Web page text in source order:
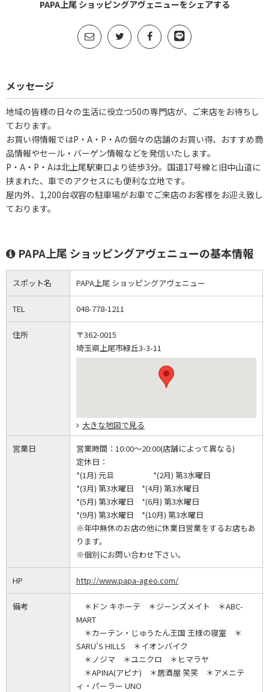
PAPA上尾 ショッピングアヴェニューをシェアする
メッセージ
地域の皆様の日々の生活に役立つ50の専門店が、ご来店をお待ちし
ております。
お買い得情報ではP・A・P・Aの個々の店舗のお買い得、おすすめ商
品情報やセール・バーゲン情報などを発信いたします。
P・A・P・Aは北上尾駅東口より徒歩3分。国道17号線と旧中山道に
挟まれた、車でのアクセスにも便利な立地です。
屋内外、1,200台収容の駐車場がお車でご来店のお客様をお迎え致し
ております。
PAPA上尾 ショッピングアヴェニューの基本情報
スポット名 PAPA上尾 ショッピングアヴェニュー
TEL 048-778-1211
住所
〒362-0015
埼玉県上尾市緑丘3-3-11
大きな地図で見る
営業日 営業時間： 10:00～20:00(店舗によって異なる)
定休日：
*(1月) 元旦 *(2月) 第3水曜日
*(3月) 第3水曜日 *(4月) 第3水曜日
*(5月) 第3水曜日 *(6月) 第3水曜日
*(9月) 第3水曜日 *(10月) 第3水曜日
※年中無休のお店の他に休業日営業をするお店もあ
ります。
※個別にお問い合わせ下さい。
HP http://www.papa-ageo.com/
備考
＊ドン キホーテ ＊ジーンズメイト ＊ABC-
MART
＊カーテン・じゅうたん王国 王様の寝室 ＊
SARU'S HILLS ＊イオンバイク
＊ノジマ ＊ユニクロ ＊ヒマラヤ
＊APINA(アピナ) ＊居酒屋 笑笑 ＊アメニテ
ィ・パーラー UNO